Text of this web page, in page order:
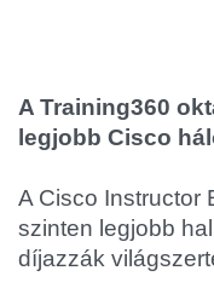
A Training360
legjobb Cisco
A Cisco Instructor
szinten legjobb
díjazzák